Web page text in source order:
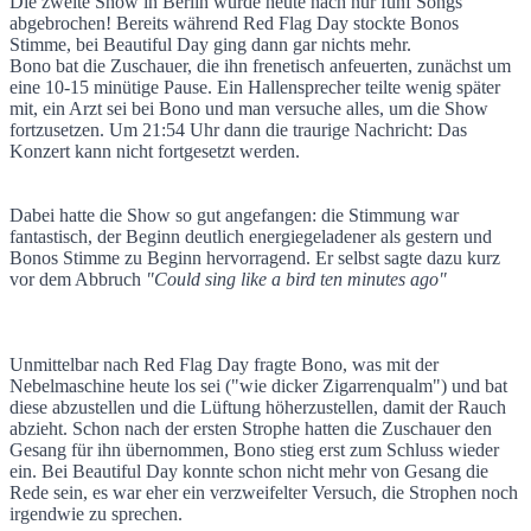
Abbruch in Berlin! - Bonos Stimme
abgebrochen! Bereits während Red Flag Day stockte Bonos
Stimme, bei Beautiful Day ging dann gar nichts mehr.
Bono bat die Zuschauer, die ihn frenetisch anfeuerten, zunächst um
eine 10-15 minütige Pause. Ein Hallensprecher teilte wenig später
mit, ein Arzt sei bei Bono und man versuche alles, um die Show
fortzusetzen. Um 21:54 Uhr dann die traurige Nachricht: Das
Konzert kann nicht fortgesetzt werden.
Dabei hatte die Show so gut angefangen: die Stimmung war
fantastisch, der Beginn deutlich energiegeladener als gestern und
Bonos Stimme zu Beginn hervorragend. Er selbst sagte dazu kurz
vor dem Abbruch "Could sing like a bird ten minutes ago"
Unmittelbar nach Red Flag Day fragte Bono, was mit der
Nebelmaschine heute los sei ("wie dicker Zigarrenqualm") und bat
diese abzustellen und die Lüftung höherzustellen, damit der Rauch
abzieht. Schon nach der ersten Strophe hatten die Zuschauer den
Gesang für ihn übernommen, Bono stieg erst zum Schluss wieder
ein. Bei Beautiful Day konnte schon nicht mehr von Gesang die
Rede sein, es war eher ein verzweifelter Versuch, die Strophen noch
irgendwie zu sprechen.